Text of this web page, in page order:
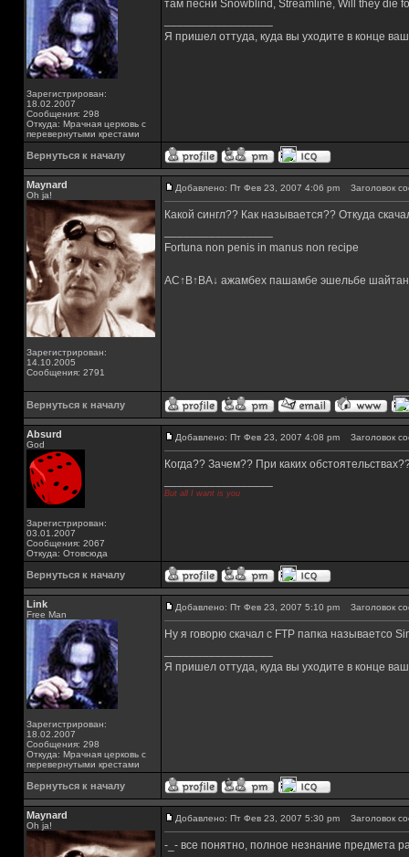
Зарегистрирован:
18.02.2007
Сообщения: 298
Откуда: Мрачная церковь с
перевернутыми крестами
там песни Snowblind, Streamline, Will they die
Я пришел оттуда, куда вы уходите в конце
Вернуться к началу
Maynard
Oh ja!
Зарегистрирован:
14.10.2005
Сообщения: 2791
Добавлено: Пт Фев 23, 2007 4:06 pm Заголовок
Какой сингл?? Как называется?? Откуда
Fortuna non penis in manus non recipe
AC↑B↑BA↓ ажамбех пашамбе эшельбе
Вернуться к началу
Absurd
God
Зарегистрирован:
03.01.2007
Сообщения: 2067
Откуда: Отовсюда
Добавлено: Пт Фев 23, 2007 4:08 pm Заголовок
Когда?? Зачем?? При каких
But all I want is you
Вернуться к началу
Link
Free Man
Зарегистрирован:
18.02.2007
Сообщения: 298
Откуда: Мрачная церковь с
перевернутыми крестами
Добавлено: Пт Фев 23, 2007 5:10 pm Заголовок
Ну я говорю скачал с FTP папка называетсо
Я пришел оттуда, куда вы уходите в конце
Вернуться к началу
Maynard
Oh ja!
Добавлено: Пт Фев 23, 2007 5:30 pm Заголовок
-_- все понятно, полное незнание предмета